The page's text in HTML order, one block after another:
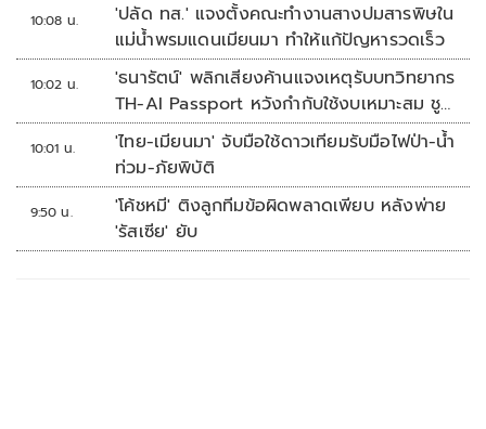
10:08 น.
'ปลัด ทส.' แจงตั้งคณะทำงานสางปมสารพิษใน
แม่น้ำพรมแดนเมียนมา ทำให้แก้ปัญหารวดเร็ว
10:02 น.
'ธนารัตน์' พลิกเสียงค้านแจงเหตุรับบทวิทยากร
TH-AI Passport หวังกำกับใช้งบเหมาะสม ชู
จุดเด่นคนไทยได้ใช้ AI ระดับโปร ลดเหลื่อมล้ำ
ทางเทคโนโลยี เซฟงบไปกว่า900ล้าน เชื่อหาก
ใช้เต็มที่เอกชนขาดทุนย่อยยับ
10:01 น.
'ไทย-เมียนมา' จับมือใช้ดาวเทียมรับมือไฟป่า-น้ำ
ท่วม-ภัยพิบัติ
9:50 น.
'โค้ชหมี' ติงลูกทีมข้อผิดพลาดเพียบ หลังพ่าย
'รัสเซีย' ยับ